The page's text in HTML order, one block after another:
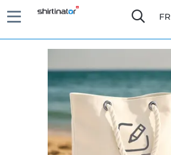
FR